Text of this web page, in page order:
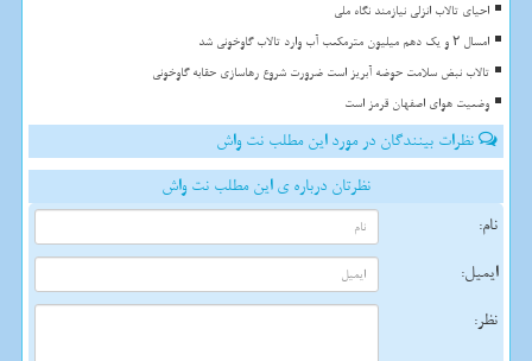
احیای تالاب انزلی نیازمند نگاه ملی
امسال ۲ و یک دهم میلیون مترمکعب آب وارد تالاب گاوخونی شد
تالاب نبض سلامت حوضه آبریز است ضرورت شروع رهاسازی حقابه گاوخونی
وضعیت هوای اصفهان قرمز است
نظرات بینندگان در مورد این مطلب نت واش
نظرتان درباره ی این مطلب نت واش
نام:
ایمیل:
نظر: